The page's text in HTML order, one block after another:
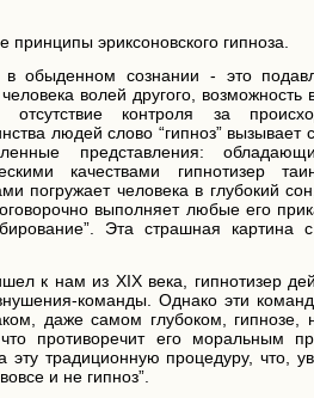
принципы эриксоновского гипноза.
в обыденном сознании - это
волей другого, возможность
отсутствие контроля за
людей слово “гипноз” вызывает
представления:
качествами гипнотизер
погружает человека в глубокий
выполняет любые его
Эта страшная картина
к нам из XIX века, гипнотизер
команды. Однако эти
даже самом глубоком, гипнозе,
противоречит его моральным
традиционную процедуру, что,
и не гипноз”.